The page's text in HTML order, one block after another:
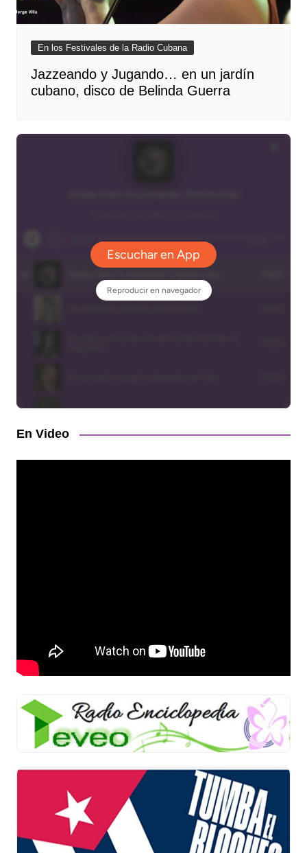
En los Festivales de la Radio Cubana
Jazzeando y Jugando… en un jardín
cubano, disco de Belinda Guerra
En Video